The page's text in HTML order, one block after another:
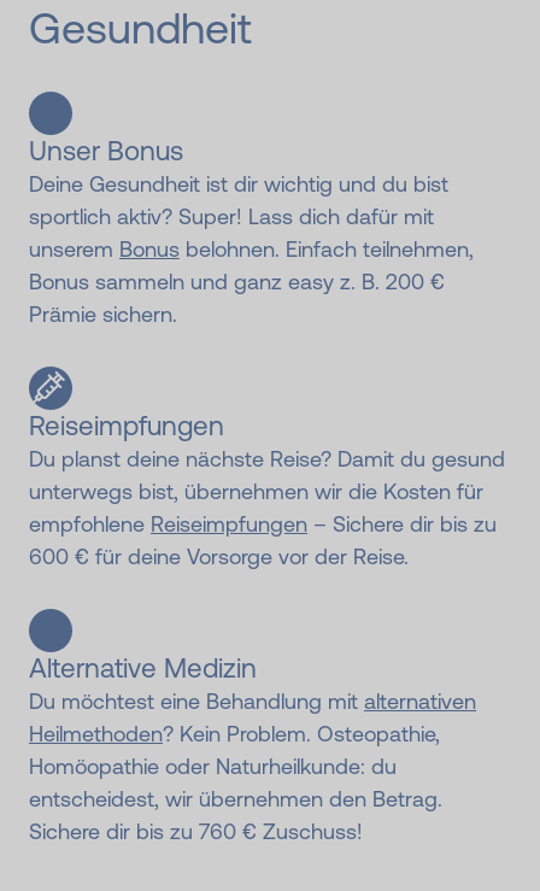
Gesundheit
Unser Bonus
Deine Gesundheit ist dir wichtig und du bist
sportlich aktiv? Super! Lass dich dafür mit
unserem Bonus belohnen. Einfach teilnehmen,
Bonus sammeln und ganz easy z. B. 200 €
Prämie sichern.
Reiseimpfungen
Du planst deine nächste Reise? Damit du gesund
unterwegs bist, übernehmen wir die Kosten für
empfohlene Reiseimpfungen – Sichere dir bis zu
600 € für deine Vorsorge vor der Reise.
Alternative Medizin
Du möchtest eine Behandlung mit alternativen
Heilmethoden? Kein Problem. Osteopathie,
Homöopathie oder Naturheilkunde: du
entscheidest, wir übernehmen den Betrag.
Sichere dir bis zu 760 € Zuschuss!